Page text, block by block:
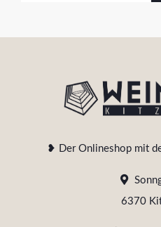
❥ Der Onlineshop mit
6370